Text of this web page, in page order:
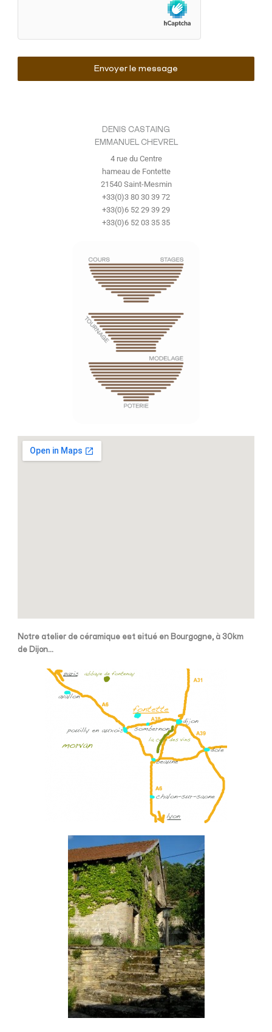
Envoyer le message
DENIS CASTAING
EMMANUEL CHEVREL
4 rue du Centre
hameau de Fontette
21540 Saint-Mesmin
+33(0)3 80 30 39 72
+33(0)6 52 29 39 29
+33(0)6 52 03 35 35
Notre atelier de céramique est situé en Bourgogne, à 30km
de Dijon…